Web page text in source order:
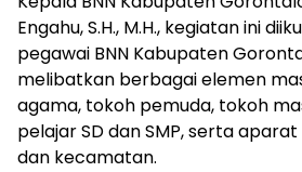
Engahu, S.H., M.H., kegiatan ini
pegawai BNN Kabupaten
melibatkan berbagai elemen
agama, tokoh pemuda, tokoh
pelajar SD dan SMP, serta
dan kecamatan.